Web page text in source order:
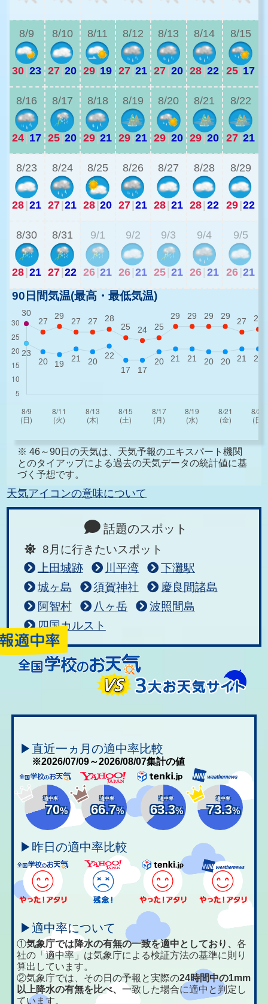
8/9
30 23
8/10
27 20
8/11
29 19
8/12
27 21
8/13
27 20
8/14
28 22
8/15
25 17
8/16
24 17
8/17
25 20
8/18
29 21
8/19
29 21
8/20
29 20
8/21
29 20
8/22
27 21
8/23
28 21
8/24
27 21
8/25
28 20
8/26
27 21
8/27
28 21
8/28
28 22
8/29
29 22
8/30
28 21
8/31
27 22
9/1
26 21
9/2
26 21
9/3
25 21
9/4
26 21
9/5
26 21
90日間気温(最高・最低気温)
※ 46～90日の天気は、天気予報のエキスパート機関
とのタイアップによる過去の天気データの統計値に基
づく予想です。
天気アイコンの意味について
話題のスポット
8月に行きたいスポット
上田城跡
川平湾
下灘駅
城ヶ島
須賀神社
慶良間諸島
阿智村
八ヶ岳
波照間島
四国カルスト
▶直近一ヵ月の適中率比較
※2026/07/09～2026/08/07集計の値
適中率
70%
適中率
66.7%
適中率
63.3%
適中率
73.3%
▶昨日の適中率比較
▶適中率について
①気象庁では降水の有無の一致を適中としており、各
社の「適中率」は気象庁による検証方法の基準に則り
算出しています。
②気象庁では、その日の予報と実際の24時間中の1mm
以上降水の有無を比べ、一致した場合に適中と判定し
ています。